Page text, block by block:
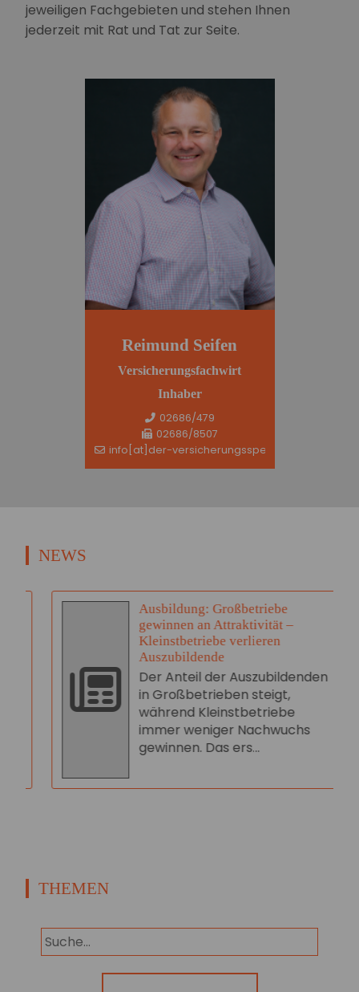
jeweiligen Fachgebieten und stehen Ihnen
jederzeit mit Rat und Tat zur Seite.
Reimund Seifen
Versicherungsfachwirt
Inhaber
02686/479
02686/8507
info[at]der-versicherungsspezi.de
NEWS
Ausbildung: Großbetriebe
gewinnen an Attraktivität –
Kleinstbetriebe verlieren
Auszubildende
Der Anteil der Auszubildenden
in Großbetrieben steigt,
während Kleinstbetriebe
immer weniger Nachwuchs
gewinnen. Das ers...
THEMEN